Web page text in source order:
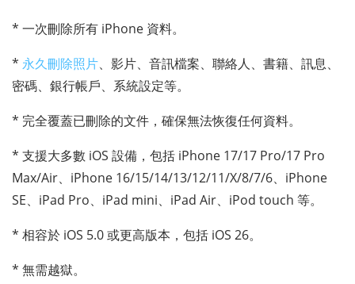
* 一次刪除所有 iPhone 資料。
* 永久刪除照片、影片、音訊檔案、聯絡人、書籍、訊息、
密碼、銀行帳戶、系統設定等。
* 完全覆蓋已刪除的文件，確保無法恢復任何資料。
* 支援大多數 iOS 設備，包括 iPhone 17/17 Pro/17 Pro
Max/Air、iPhone 16/15/14/13/12/11/X/8/7/6、iPhone
SE、iPad Pro、iPad mini、iPad Air、iPod touch 等。
* 相容於 iOS 5.0 或更高版本，包括 iOS 26。
* 無需越獄。